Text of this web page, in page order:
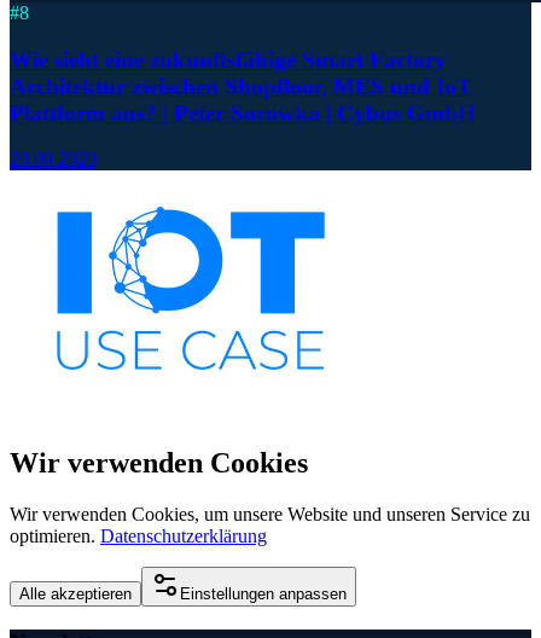
#8
Wie sieht eine zukunftsfähige Smart Factory
Architektur zwischen Shopfloor, MES und IoT
Plattform aus? | Peter Sorowka | Cybus GmbH
20.09.2020
Wir verwenden Cookies
Wir verwenden Cookies, um unsere Website und unseren Service zu
optimieren. Datenschutzerklärung
Alle akzeptieren Einstellungen anpassen